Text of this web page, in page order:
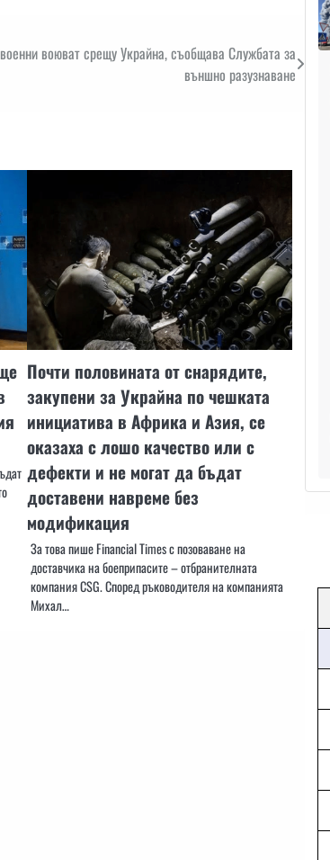
воюват срещу Украйна, съобщава Службата за
външно разузнаване
Почти половината от снарядите,
закупени за Украйна по чешката
инициатива в Африка и Азия, се
оказаха с лошо качество или с
дефекти и не могат да бъдат
доставени навреме без
модификация
За това пише Financial Times с позоваване на
доставчика на боеприпасите – отбранителната
компания CSG. Според ръководителя на компанията
Михал…